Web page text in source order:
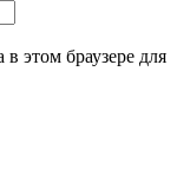
этом браузере для